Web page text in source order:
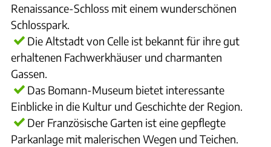
Renaissance-Schloss mit einem wunderschönen
Schlosspark.
Die Altstadt von Celle ist bekannt für ihre gut
erhaltenen Fachwerkhäuser und charmanten
Gassen.
Das Bomann-Museum bietet interessante
Einblicke in die Kultur und Geschichte der Region.
Der Französische Garten ist eine gepflegte
Parkanlage mit malerischen Wegen und Teichen.